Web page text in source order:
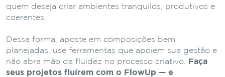
quem deseja criar ambientes tranquilos, produtivos e
coerentes.
Dessa forma, aposte em composições bem
planejadas, use ferramentas que apoiem sua gestão e
não abra mão da fluidez no processo criativo.
Faça
seus projetos fluírem com o FlowUp — e